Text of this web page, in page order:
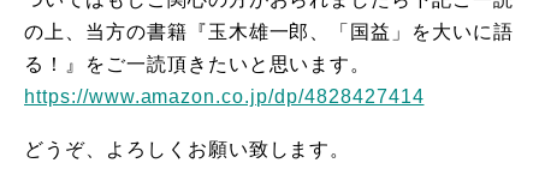
の上、当方の書籍『玉木雄一郎、「国益」を大いに語
る！』をご一読頂きたいと思います。
https://www.amazon.co.jp/dp/4828427414
どうぞ、よろしくお願い致します。